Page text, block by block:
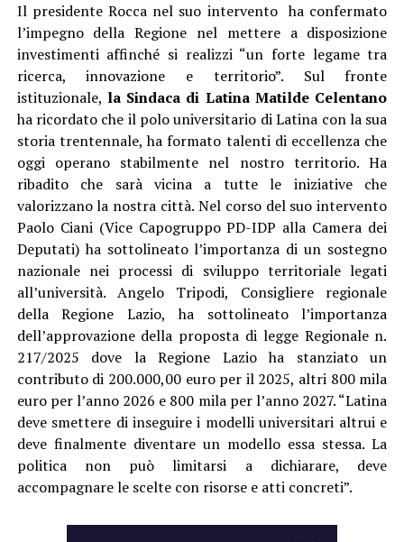
Il presidente Rocca nel suo intervento ha confermato
l’impegno della Regione nel mettere a disposizione
investimenti affinché si realizzi “un forte legame tra
ricerca, innovazione e territorio”. Sul fronte
istituzionale, la Sindaca di Latina Matilde Celentano
ha ricordato che il polo universitario di Latina con la sua
storia trentennale, ha formato talenti di eccellenza che
oggi operano stabilmente nel nostro territorio. Ha
ribadito che sarà vicina a tutte le iniziative che
valorizzano la nostra città. Nel corso del suo intervento
Paolo Ciani (Vice Capogruppo PD-IDP alla Camera dei
Deputati) ha sottolineato l’importanza di un sostegno
nazionale nei processi di sviluppo territoriale legati
all’università. Angelo Tripodi, Consigliere regionale
della Regione Lazio, ha sottolineato l’importanza
dell’approvazione della proposta di legge Regionale n.
217/2025 dove la Regione Lazio ha stanziato un
contributo di 200.000,00 euro per il 2025, altri 800 mila
euro per l’anno 2026 e 800 mila per l’anno 2027. “Latina
deve smettere di inseguire i modelli universitari altrui e
deve finalmente diventare un modello essa stessa. La
politica non può limitarsi a dichiarare, deve
accompagnare le scelte con risorse e atti concreti”.